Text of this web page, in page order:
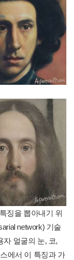
징을 뽑아내기 위
network) 기술
자 얼굴의 눈, 코,
에서 이 특징과 가